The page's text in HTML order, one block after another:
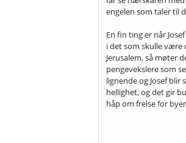
engelen som taler til
En fin ting er når
i det som skulle være
Jerusalem, så møter
pengevekslere som
lignende og Josef blir
hellighet, og det gir
håp om frelse for